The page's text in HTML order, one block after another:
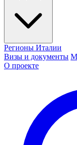
Регионы Италии
Визы и документы
О проекте